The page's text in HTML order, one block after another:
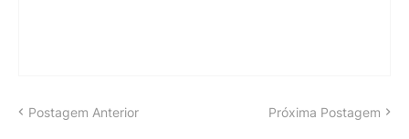
Postagem Anterior Próxima Postagem